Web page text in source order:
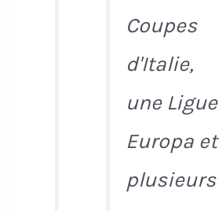
Coupes
d'Italie,
une Ligue
Europa et
plusieurs